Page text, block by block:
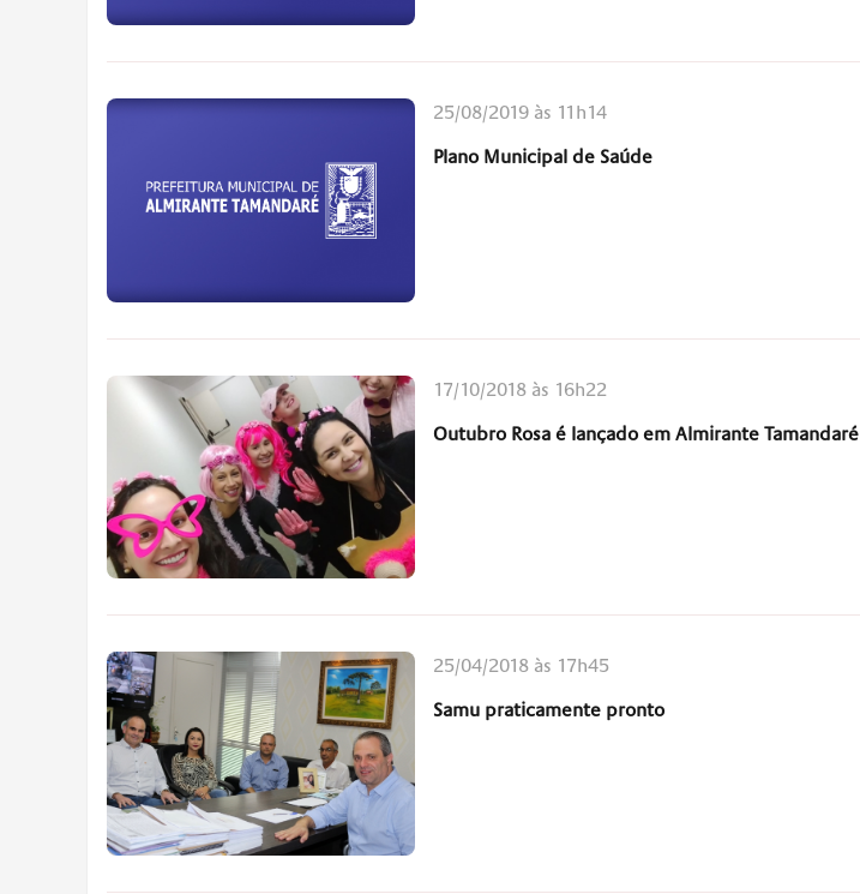
25/08/2019 às 11h14
Plano Municipal de Saúde
17/10/2018 às 16h22
Outubro Rosa é lançado em Almirante Tamandaré
25/04/2018 às 17h45
Samu praticamente pronto